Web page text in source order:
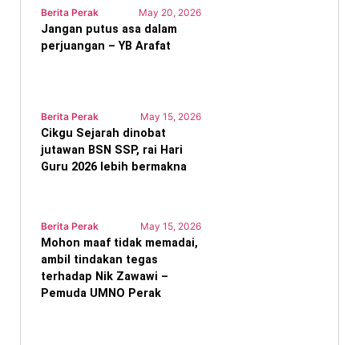
Jangan putus asa dalam
perjuangan – YB Arafat
Berita Perak May 20, 2026
Cikgu Sejarah dinobat
jutawan BSN SSP, rai Hari
Guru 2026 lebih bermakna
Berita Perak May 15, 2026
Mohon maaf tidak memadai,
ambil tindakan tegas
terhadap Nik Zawawi –
Pemuda UMNO Perak
Berita Perak May 15, 2026